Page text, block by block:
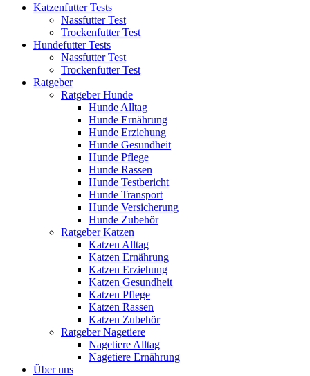
Katzenfutter Tests
Nassfutter Test
Trockenfutter Test
Hundefutter Tests
Nassfutter Test
Trockenfutter Test
Ratgeber
Ratgeber Hunde
Hunde Alltag
Hunde Ernährung
Hunde Erziehung
Hunde Gesundheit
Hunde Pflege
Hunde Rassen
Hunde Testbericht
Hunde Transport
Hunde Versicherung
Hunde Zubehör
Ratgeber Katzen
Katzen Alltag
Katzen Ernährung
Katzen Erziehung
Katzen Gesundheit
Katzen Pflege
Katzen Rassen
Katzen Zubehör
Ratgeber Nagetiere
Nagetiere Alltag
Nagetiere Ernährung
Über uns